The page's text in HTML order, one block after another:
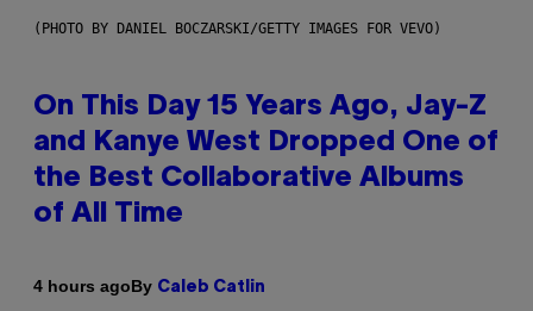
(PHOTO BY DANIEL BOCZARSKI/GETTY IMAGES FOR VEVO)
On This Day 15 Years Ago, Jay-Z
and Kanye West Dropped One of
the Best Collaborative Albums
of All Time
4 hours agoBy Caleb Catlin